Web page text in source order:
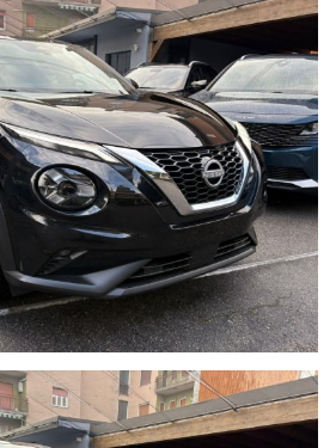
non include immatricolazione e
o richiedi informazioni senza
sono le prime ad andare via.
optional:
Anteriori e Posteriori
Auto
e Parabrezza Riscaldati)